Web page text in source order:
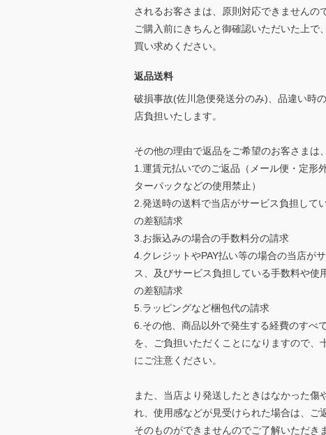
されるお客さまは、原則対応できませんので
ご購入前にきちんと御確認いただいた上で
買い求めください。
返品送料
破損事故(佐川急便発送分のみ)、品違い時
店負担いたします。
その他の理由で返品をご希望のお客さまは、
1.運賃元払いでのご返品（メール便・定形
ターパックなどの使用禁止）
2.発送時の送料で当店がサービス負担して
の差額請求
3.お振込みの場合の手数料分の請求
4.クレジットやPAY払い等の場合の当店が
ス、及びサービス負担している手数料や使
の差額請求
5.ラッピングなど梱包代の請求
6.その他、商品以外で発生する経費のすべて
を、ご負担いただくことになりますので、
にご注意ください。
また、当店より発送したときはなかった傷
れ、使用感などが見受けられた場合は、ご
そのものができませんのでご了解いただき